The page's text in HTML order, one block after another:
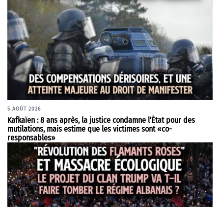
5 AOÛT 2026
Kafkaïen : 8 ans après, la justice condamne l’État pour des
mutilations, mais estime que les victimes sont «co-
responsables»